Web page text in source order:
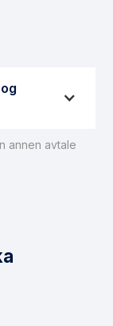
annen avtale